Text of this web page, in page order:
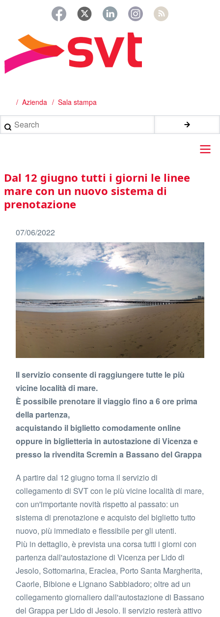
principale
Briciole
di
pane
Azienda Sala stampa
Search
Main
navigation
Dal 12 giugno tutti i giorni le linee
mare con un nuovo sistema di
prenotazione
07/06/2022
Il servizio consente di raggiungere tutte le più
vicine località di mare.
È possibile prenotare il viaggio fino a 6 ore prima
della partenza,
acquistando il biglietto comodamente online
oppure in biglietteria in autostazione di Vicenza e
presso la rivendita Scremin a Bassano del Grappa
A partire dal 12 giugno torna il servizio di
collegamento di SVT con le più vicine località di mare,
con un'importante novità rispetto al passato: un
sistema di prenotazione e acquisto del biglietto tutto
nuovo, più immediato e flessibile per gli utenti.
Più in dettaglio, è prevista una corsa tutti i giorni con
partenza dall'autostazione di Vicenza per Lido di
Jesolo, Sottomarina, Eraclea, Porto Santa Margherita,
Caorle, Bibione e Lignano Sabbiadoro; oltre ad un
collegamento giornaliero dall'autostazione di Bassano
del Grappa per Lido di Jesolo. Il servizio resterà attivo